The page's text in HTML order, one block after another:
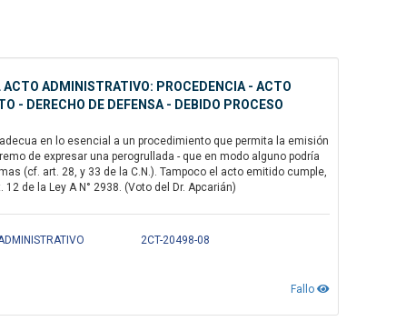
ACTO ADMINISTRATIVO: PROCEDENCIA - ACTO
- DERECHO DE DEFENSA - DEBIDO PROCESO
en lo esencial a un procedimiento que permita la emisión
de expresar una perogrullada - que en modo alguno podría
(cf. art. 28, y 33 de la C.N.). Tampoco el acto emitido cumple,
de la Ley A N° 2938. (Voto del Dr. Apcarián)
2CT-20498-08
Fallo